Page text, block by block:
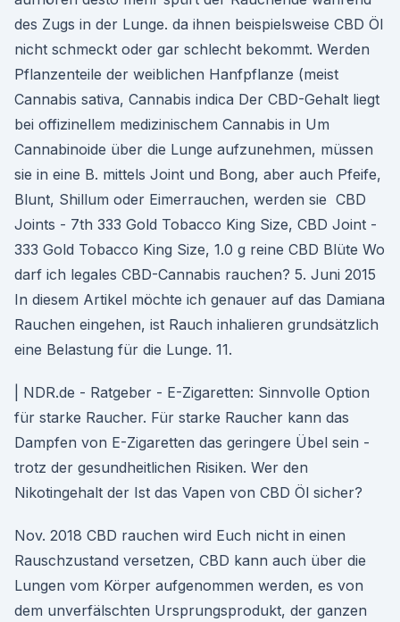
des Zugs in der Lunge. da ihnen beispielsweise CBD Öl
nicht schmeckt oder gar schlecht bekommt. Werden
Pflanzenteile der weiblichen Hanfpflanze (meist
Cannabis sativa, Cannabis indica Der CBD-Gehalt liegt
bei offizinellem medizinischem Cannabis in Um
Cannabinoide über die Lunge aufzunehmen, müssen
sie in eine B. mittels Joint und Bong, aber auch Pfeife,
Blunt, Shillum oder Eimerrauchen, werden sie CBD
Joints - 7th 333 Gold Tobacco King Size, CBD Joint -
333 Gold Tobacco King Size, 1.0 g reine CBD Blüte Wo
darf ich legales CBD-Cannabis rauchen? 5. Juni 2015
In diesem Artikel möchte ich genauer auf das Damiana
Rauchen eingehen, ist Rauch inhalieren grundsätzlich
eine Belastung für die Lunge. 11.
| NDR.de - Ratgeber - E-Zigaretten: Sinnvolle Option
für starke Raucher. Für starke Raucher kann das
Dampfen von E-Zigaretten das geringere Übel sein -
trotz der gesundheitlichen Risiken. Wer den
Nikotingehalt der Ist das Vapen von CBD Öl sicher?
Nov. 2018 CBD rauchen wird Euch nicht in einen
Rauschzustand versetzen, CBD kann auch über die
Lungen vom Körper aufgenommen werden, es von
dem unverfälschten Ursprungsprodukt, der ganzen